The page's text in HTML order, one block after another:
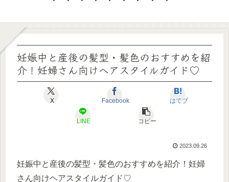
妊娠中と産後の髪型・髪色のおすすめを紹
介！妊婦さん向けヘアスタイルガイド♡
X Facebook はてブ
LINE コピー
2023.09.26
妊娠中と産後の髪型・髪色のおすすめを紹介！妊婦
さん向けヘアスタイルガイド♡